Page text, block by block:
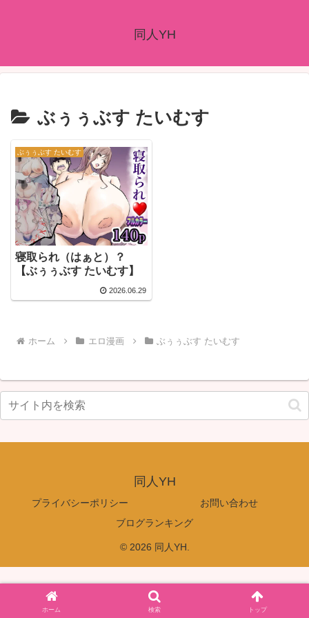
同人YH
ぶぅぅぶす たいむす
ぶぅぅぶす たいむす
寝取られ（はぁと）？
【ぶぅぅぶす たいむす】
2026.06.29
ホーム エロ漫画 ぶぅぅぶす たいむす
同人YH
プライバシーポリシー
お問い合わせ
ブログランキング
© 2026 同人YH.
ホーム 検索 トップ